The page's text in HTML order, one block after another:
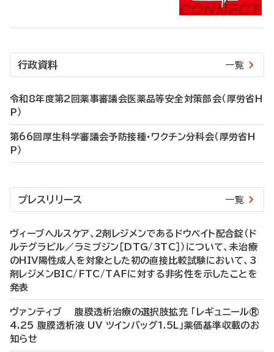
行政資料 一覧
令和8年度第2回薬事審議会医薬品等安全対策部会（厚労省H
P）
第66回厚生科学審議会予防接種・ワクチン分科会（厚労省H
P）
プレスリリース 一覧
ヴィーブヘルスケア、2剤レジメンであるドウベイト配合錠（ド
ルテグラビル／ラミブジン［DTG/3TC］）について、未治療
のHIV陽性成人を対象とした初の直接比較試験において、3
剤レジメンBIC/FTC/TAFに対する非劣性を示したことを
発表
ヴァンティブ 腹膜透析治療の選択肢拡充 「レギュニール®
4.25 腹膜透析液 UV ツインバッグ1.5L」薬価基準収載のお
知らせ